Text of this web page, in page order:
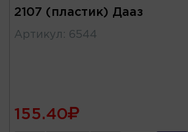
2107 (пластик) Дааз
Артикул : 6544
155.40